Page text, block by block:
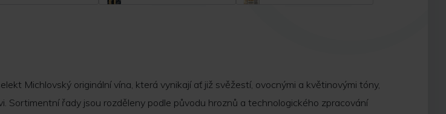
Michlovský originální vína, která vynikají ať již svěžestí, ovocnými a květinovými tóny,
Sortimentní řady jsou rozděleny podle původu hroznů a technologického zpracování